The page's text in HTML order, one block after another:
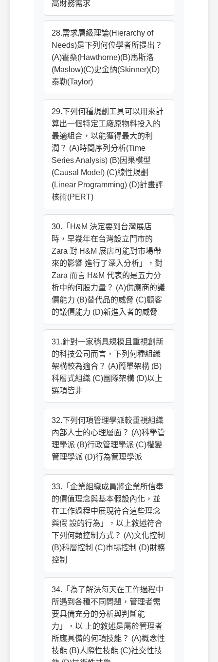
高財務需求
28.需求層級理論(Hierarchy of
Needs)是下列何位學者所提出？
(A)霍桑(Hawthorne)(B)馬斯洛
(Maslow)(C)史金納(Skinner)(D)
泰勒(Taylor)
29.下列何種規劃工具可以用來計
算出一個特定工廠原物料投入的
最適組合，以能獲得最大的利
潤？ (A)時間序列分析(Time
Series Analysis) (B)因果模型
(Causal Model) (C)線性規劃
(Linear Programming) (D)計畫評
核術(PERT)
30.「H&M 決定要到台灣展店
時，早幾年在台灣設立門市的
Zara 對 H&M 展店可能對市場帶
來的影響 進行了深入分析」，對
Zara 而言 H&M 代表的是五力分
析中的何股力量？ (A)供應商的議
價能力 (B)替代品的威脅 (C)顧客
的議價能力 (D)新進入者的威脅
31.針對一家稍具規模且重視創新
的科技公司而言，下列何種組織
架構較為適合？ (A)簡單架構 (B)
科層式組織 (C)團隊架構 (D)以上
選項皆非
32.下列何項管理學派較重視組織
內部人士的心理層面？ (A)科學管
理學派 (B)行政管理學派 (C)權變
管理學派 (D)行為管理學派
33.「企業組織成員將企業所信奉
的價值理念與基本假設內化，並
在工作過程中展現符合這些理念
與假 設的行為」，以上敘述符合
下列何類控制方式？ (A)文化控制
(B)科層控制 (C)市場控制 (D)財務
控制
34.「為了解決每天在工作過程中
所遇到各種不同問題，管理者需
要具備充分的分析與判斷能
力」，以 上的敘述是屬於管理者
所應具備的何項技能？ (A)概念性
技能 (B)人際性技能 (C)社交性技